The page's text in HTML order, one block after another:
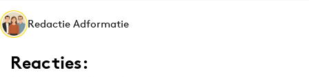
Media
Merkstrategie
PR
Redactie Adformatie
Reacties: